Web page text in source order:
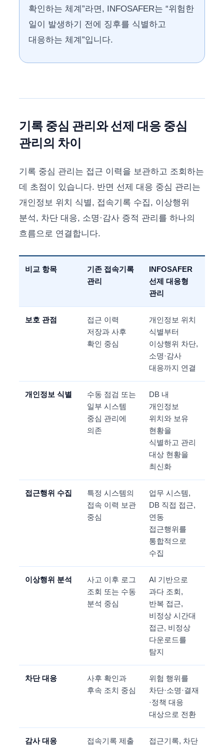
확인하는 체계”라면, INFOSAFER는 “위험한
일이 발생하기 전에 징후를 식별하고
대응하는 체계”입니다.
기록 중심 관리와 선제 대응 중심
관리의 차이
기록 중심 관리는 접근 이력을 보관하고 조회하는
데 초점이 있습니다. 반면 선제 대응 중심 관리는
개인정보 위치 식별, 접속기록 수집, 이상행위
분석, 차단 대응, 소명·감사 증적 관리를 하나의
흐름으로 연결합니다.
비교 항목
기존 접속기록
관리
INFOSAFER
선제 대응형
관리
보호 관점
접근 이력
저장과 사후
확인 중심
개인정보 위치
식별부터
이상행위 차단,
소명·감사
대응까지 연결
개인정보 식별
수동 점검 또는
일부 시스템
중심 관리에
의존
DB 내
개인정보
위치와 보유
현황을
식별하고 관리
대상 현황을
최신화
접근행위 수집
특정 시스템의
접속 이력 보관
중심
업무 시스템,
DB 직접 접근,
연동
접근행위를
통합적으로
수집
이상행위 분석
사고 이후 로그
조회 또는 수동
분석 중심
AI 기반으로
과다 조회,
반복 접근,
비정상 시간대
접근, 비정상
다운로드를
탐지
차단 대응
사후 확인과
후속 조치 중심
위험 행위를
차단·소명·결재
·정책 대응
대상으로 전환
감사 대응
접속기록 제출
접근기록, 차단